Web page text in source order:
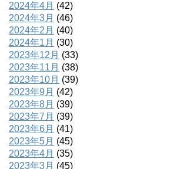
2024年4月 (42)
2024年3月 (46)
2024年2月 (40)
2024年1月 (30)
2023年12月 (33)
2023年11月 (38)
2023年10月 (39)
2023年9月 (42)
2023年8月 (39)
2023年7月 (39)
2023年6月 (41)
2023年5月 (45)
2023年4月 (35)
2023年3月 (45)